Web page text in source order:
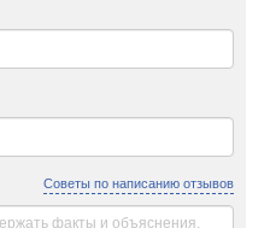
Советы по написанию отзывов